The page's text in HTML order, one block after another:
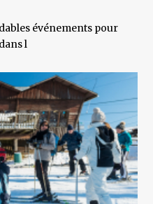
événements pour
l